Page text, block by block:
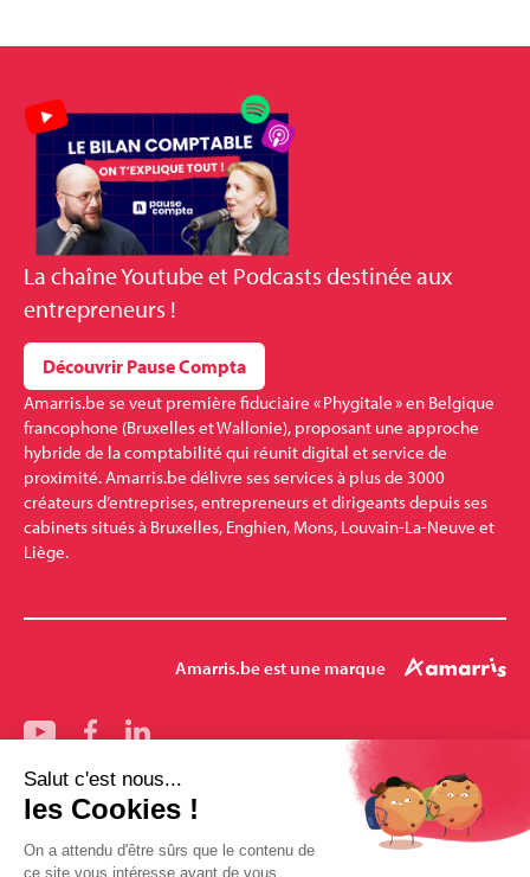
La chaîne Youtube et Podcasts destinée aux
entrepreneurs !
Découvrir Pause Compta
Amarris.be se veut première fiduciaire « Phygitale » en Belgique
francophone (Bruxelles et Wallonie), proposant une approche
hybride de la comptabilité qui réunit digital et service de
proximité. Amarris.be délivre ses services à plus de 3000
créateurs d’entreprises, entrepreneurs et dirigeants depuis ses
cabinets situés à Bruxelles, Enghien, Mons, Louvain-La-Neuve et
Liège.
Amarris.be est une marque
Bruxelles
Enghien
Mons
Louvain-la-Neuve
Pharmalex
Amarris-Santé